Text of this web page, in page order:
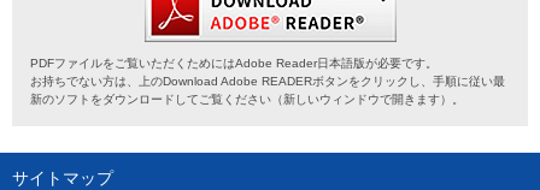
PDFファイルをご覧いただくためにはAdobe Reader日本語版が必要です。
お持ちでない方は、上のDownload Adobe READERボタンをクリックし、手順に従い最
新のソフトをダウンロードしてご覧ください（新しいウィンドウで開きます）。
サイトマップ